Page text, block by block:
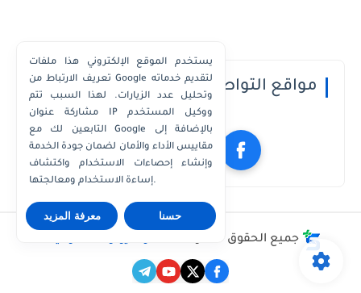
مواقع التواصل الاجتماعي
جميع الحقوق محفوظة ©
يستخدم الموقع الإلكتروني هذا ملفات
تعريف الارتباط من Google لتقديم خدماته
وتحليل عدد الزيارات. لهذا السبب تتم
مشاركة عنوان IP ووكيل المستخدم
التابعين لك مع Google بالإضافة إلى
مقاييس الأداء والأمان لضمان جودة الخدمة
وإنشاء إحصاءات الاستخدام واكتشاف
إساءة الاستخدام ومعالجتها.
معرفة المزيد حسنا